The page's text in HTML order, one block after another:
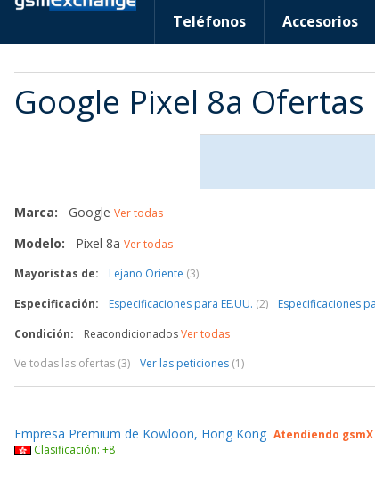
Teléfonos Accesorios
Google Pixel 8a
Marca: Google Ver todas
Modelo: Pixel 8a Ver todas
Mayoristas de:
Lejano Oriente (3)
Especificación:
Especificaciones para EE.UU. (2) Especificaciones
Condición:
ReacondicionadosVer todas
Ve todas las ofertas (3)
Ver las peticiones (1)
Empresa Premium de Kowloon, Hong Kong Atendiendo gsmX
Clasificación: +8